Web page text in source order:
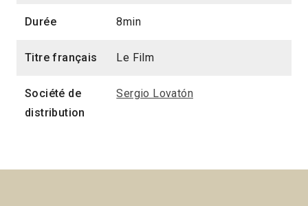
Durée 8min
Titre français Le Film
Société de
distribution
Sergio Lovatón